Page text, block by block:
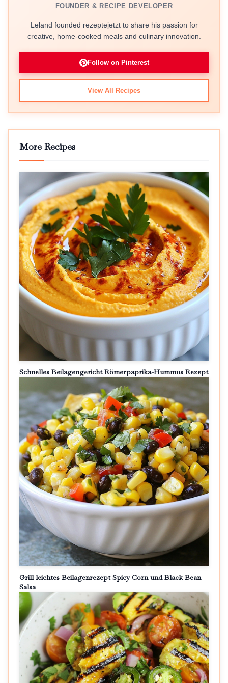
FOUNDER & RECIPE DEVELOPER
Leland founded rezeptejetzt to share his passion for
creative, home-cooked meals and culinary innovation.
Follow on Pinterest
View All Recipes
More Recipes
Schnelles Beilagengericht Römerpaprika-Hummus Rezept
Grill leichtes Beilagenrezept Spicy Corn und Black Bean
Salsa